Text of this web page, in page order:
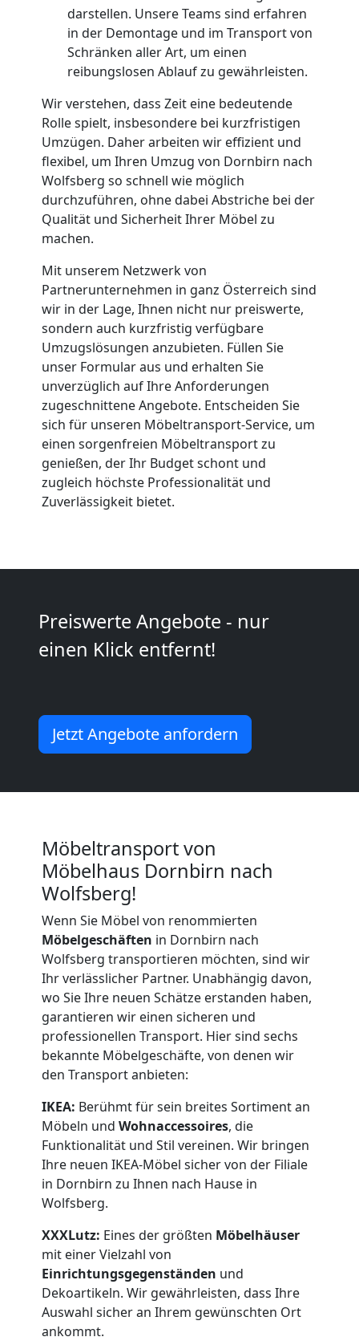
darstellen. Unsere Teams sind erfahren
in der Demontage und im Transport von
Schränken aller Art, um einen
reibungslosen Ablauf zu gewährleisten.
Wir verstehen, dass Zeit eine bedeutende
Rolle spielt, insbesondere bei kurzfristigen
Umzügen. Daher arbeiten wir effizient und
flexibel, um Ihren Umzug von Dornbirn nach
Wolfsberg so schnell wie möglich
durchzuführen, ohne dabei Abstriche bei der
Qualität und Sicherheit Ihrer Möbel zu
machen.
Mit unserem Netzwerk von
Partnerunternehmen in ganz Österreich sind
wir in der Lage, Ihnen nicht nur preiswerte,
sondern auch kurzfristig verfügbare
Umzugslösungen anzubieten. Füllen Sie
unser Formular aus und erhalten Sie
unverzüglich auf Ihre Anforderungen
zugeschnittene Angebote. Entscheiden Sie
sich für unseren Möbeltransport-Service, um
einen sorgenfreien Möbeltransport zu
genießen, der Ihr Budget schont und
zugleich höchste Professionalität und
Zuverlässigkeit bietet.
Preiswerte Angebote - nur
einen Klick entfernt!
Jetzt Angebote anfordern
Möbeltransport von
Möbelhaus Dornbirn nach
Wolfsberg!
Wenn Sie Möbel von renommierten
Möbelgeschäften in Dornbirn nach
Wolfsberg transportieren möchten, sind wir
Ihr verlässlicher Partner. Unabhängig davon,
wo Sie Ihre neuen Schätze erstanden haben,
garantieren wir einen sicheren und
professionellen Transport. Hier sind sechs
bekannte Möbelgeschäfte, von denen wir
den Transport anbieten:
IKEA: Berühmt für sein breites Sortiment an
Möbeln und Wohnaccessoires, die
Funktionalität und Stil vereinen. Wir bringen
Ihre neuen IKEA-Möbel sicher von der Filiale
in Dornbirn zu Ihnen nach Hause in
Wolfsberg.
XXXLutz: Eines der größten Möbelhäuser
mit einer Vielzahl von
Einrichtungsgegenständen und
Dekoartikeln. Wir gewährleisten, dass Ihre
Auswahl sicher an Ihrem gewünschten Ort
ankommt.
Anfrage
Möbeltransport
National
Möbeltransport
International
Beiladung
National
Beiladung
International
Internationaler
Umzug
Nationaler
Umzug